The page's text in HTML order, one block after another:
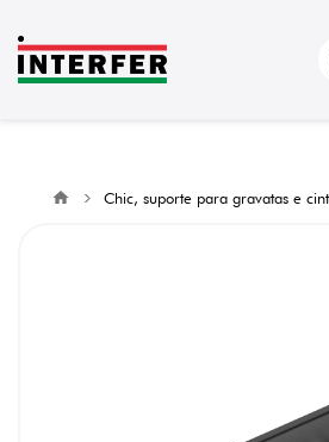
Chic, suporte para gravatas e